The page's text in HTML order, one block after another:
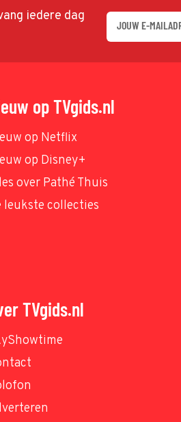
iedere dag
op TVgids.nl
op Netflix
op Disney+
over Pathé Thuis
leukste collecties
TVgids.nl